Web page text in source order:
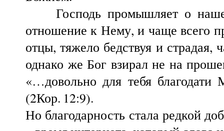
Господь промышляет о
отношение к Нему, и чаще всего
отцы, тяжело бедствуя и страдая,
однако же Бог взирал не на
«…довольно для тебя
(2Кор. 12:9).
Но благодарность стала редкой